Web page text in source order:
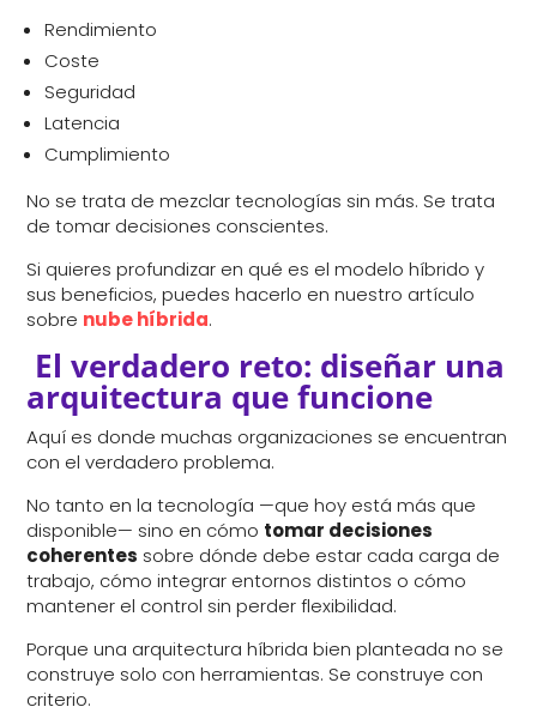
Rendimiento
Coste
Seguridad
Latencia
Cumplimiento
No se trata de mezclar tecnologías sin más. Se trata
de tomar decisiones conscientes.
Si quieres profundizar en qué es el modelo híbrido y
sus beneficios, puedes hacerlo en nuestro artículo
sobre nube híbrida.
El verdadero reto: diseñar una
arquitectura que funcione
Aquí es donde muchas organizaciones se encuentran
con el verdadero problema.
No tanto en la tecnología —que hoy está más que
disponible— sino en cómo tomar decisiones
coherentes sobre dónde debe estar cada carga de
trabajo, cómo integrar entornos distintos o cómo
mantener el control sin perder flexibilidad.
Porque una arquitectura híbrida bien planteada no se
construye solo con herramientas. Se construye con
criterio.